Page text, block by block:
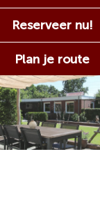
Reserveer nu!
Plan je route